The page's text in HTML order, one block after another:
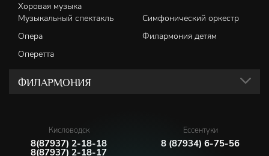
Хоровая музыка
Музыкальный спектакль
Симфонический оркестр
Опера
Филармония детям
Оперетта
ФИЛАРМОНИЯ
Кисловодск
8(87937) 2-18-18
8(87937) 2-18-17
Ессентуки
8 (87934) 6-75-56